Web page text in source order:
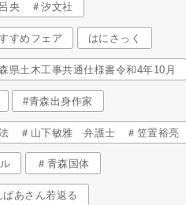
央 ＃汐文社
すめフェア はにさっく
土木工事共通仕様書令和4年10月
#青森出身作家
法 ＃山下敏雅 弁護士 ＃笠置裕亮
＃青森国体
ばあさん若返る